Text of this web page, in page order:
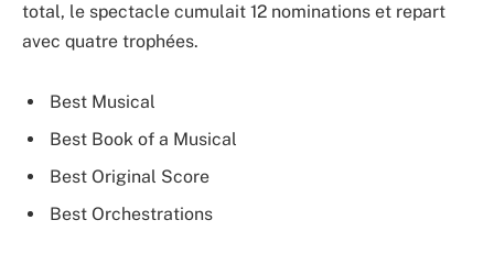
total, le spectacle cumulait 12 nominations et repart
avec quatre trophées.
Best Musical
Best Book of a Musical
Best Original Score
Best Orchestrations